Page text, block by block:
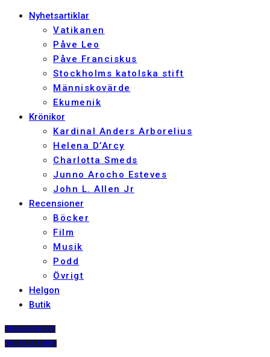
Nyhetsartiklar
Vatikanen
Påve Leo
Påve Franciskus
Stockholms katolska stift
Människovärde
Ekumenik
Krönikor
Kardinal Anders Arborelius
Helena D’Arcy
Charlotta Smeds
Junno Arocho Esteves
John L. Allen Jr
Recensioner
Böcker
Film
Musik
Podd
Övrigt
Helgon
Butik
PRENUMERERA
DIGITALT ARKIV